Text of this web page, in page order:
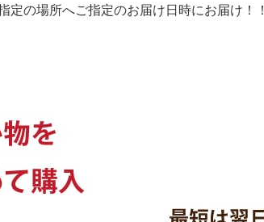
定の場所へご指定のお届け日時にお届け！！